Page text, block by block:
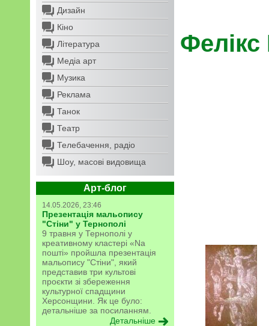
Дизайн
Кіно
Література
Медіа арт
Музика
Реклама
Танок
Театр
Телебачення, радіо
Шоу, масові видовища
Арт-блог
14.05.2026, 23:46
Презентація мальопису
"Стіни" у Тернополі
9 травня у Тернополі у
креативному кластері «Na
пошті» пройшла презентація
мальопису "Стіни", який
представив три культові
проєкти зі збереження
культурної спадщини
Херсонщини. Як це було:
детальніше за посиланням.
Детальніше
Фелікс